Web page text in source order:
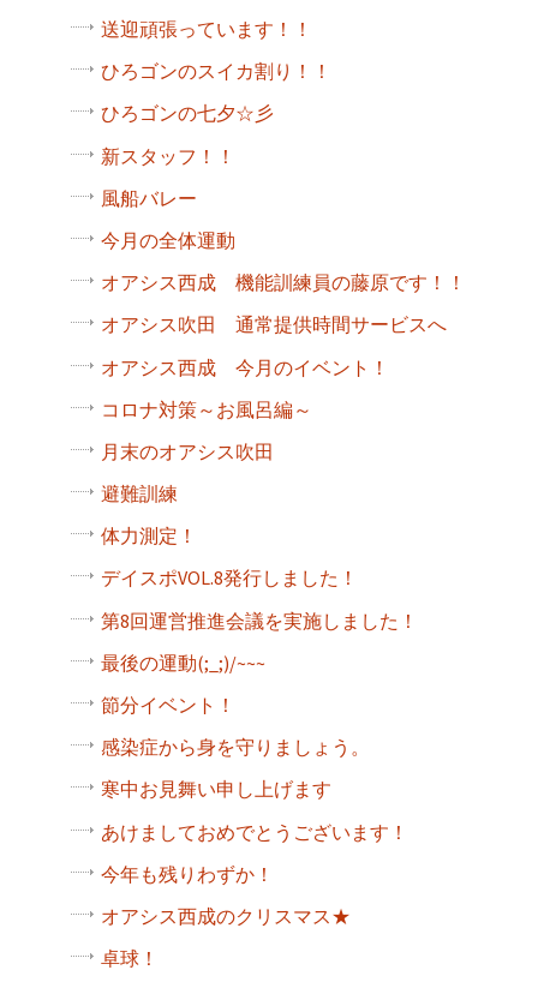
送迎頑張っています！！
ひろゴンのスイカ割り！！
ひろゴンの七夕☆彡
新スタッフ！！
風船バレー
今月の全体運動
オアシス西成 機能訓練員の藤原です！！
オアシス吹田 通常提供時間サービスへ
オアシス西成 今月のイベント！
コロナ対策～お風呂編～
月末のオアシス吹田
避難訓練
体力測定！
デイスポVOL.8発行しました！
第8回運営推進会議を実施しました！
最後の運動(;_;)/~~~
節分イベント！
感染症から身を守りましょう。
寒中お見舞い申し上げます
あけましておめでとうございます！
今年も残りわずか！
オアシス西成のクリスマス★
卓球！